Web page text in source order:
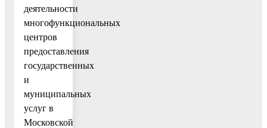
деятельности
многофункциональных
центров
предоставления
государственных
и
муниципальных
услуг в
Московской